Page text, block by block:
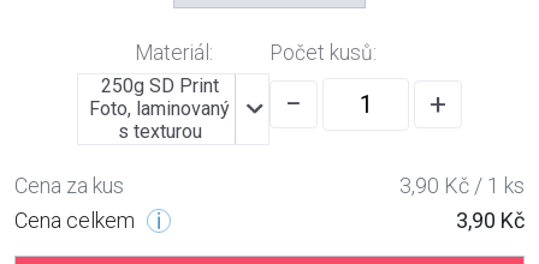
Materiál:
250g SD Print
Foto, laminovaný
s texturou
Počet kusů:
− +
Cena za kus
3,90 Kč / 1 ks
Cena celkem
3,90 Kč